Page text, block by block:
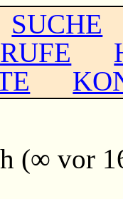
SUCHE
(∞ vor